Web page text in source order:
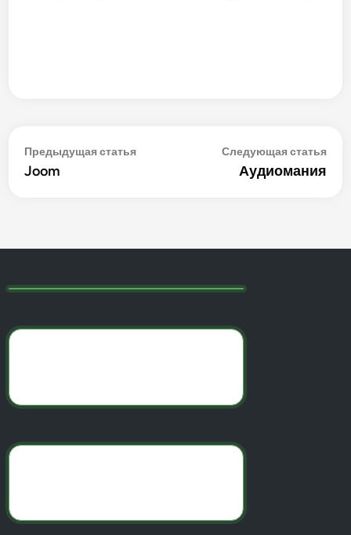
Навигация
по
Предыдущая статьяПредыдущая
Joom
Следующая статья
Аудиомания